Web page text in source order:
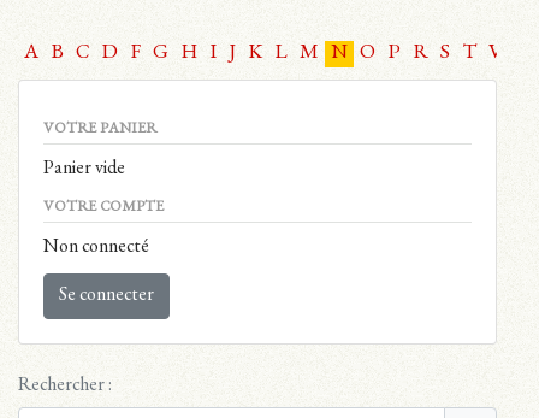
A B C D F G H I J K L M N O P R S T V
VOTRE PANIER
Panier vide
VOTRE COMPTE
Non connecté
Se connecter
Rechercher :